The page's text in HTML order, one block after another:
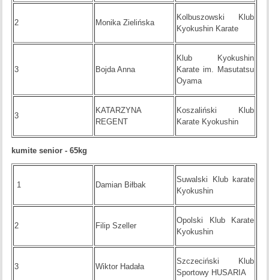
2 Monika Zielińska
Kolbuszowski Klub
Kyokushin Karate
3 Bojda Anna
Klub Kyokushin
Karate im. Masutatsu
Oyama
3
KATARZYNA
REGENT
Koszaliński Klub
Karate Kyokushin
kumite senior - 65kg
1 Damian Biłbak
Suwalski Klub karate
Kyokushin
2 Filip Szeller
Opolski Klub Karate
Kyokushin
3 Wiktor Hadała
Szczeciński Klub
Sportowy HUSARIA